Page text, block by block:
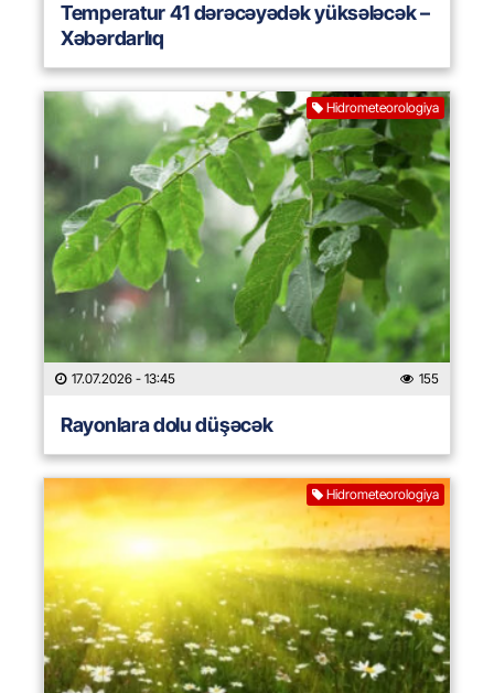
Temperatur 41 dərəcəyədək yüksələcək –
Xəbərdarlıq
Hidrometeorologiya
17.07.2026 - 13:45 155
Rayonlara dolu düşəcək
Hidrometeorologiya